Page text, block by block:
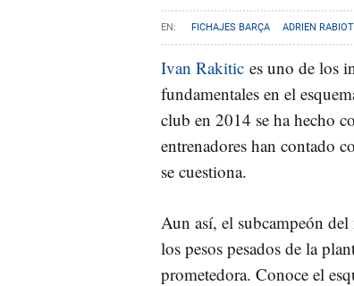
FICHAJES BARÇA ADRIEN RABIOT
Ivan Rakitic es uno de los
fundamentales en el
club en 2014 se ha hecho
entrenadores han contado
se cuestiona.
Aun así, el subcampeón
los pesos pesados de la
prometedora. Conoce el